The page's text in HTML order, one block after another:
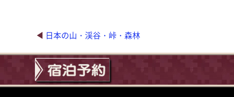
日本の山・渓谷・峠・森林